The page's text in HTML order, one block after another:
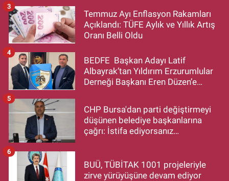
Temmuz Ayı Enflasyon Rakamları
Açıklandı: TÜFE Aylık ve Yıllık Artış
Oranı Belli Oldu
3
BEDFE Başkan Adayı Latif
Albayrak’tan Yıldırım Erzurumlular
Derneği Başkanı Eren Düzen’e
4
CHP Bursa'dan parti değiştirmeyi
düşünen belediye başkanlarına
çağrı: İstifa ediyorsanız
5
BUÜ, TÜBİTAK 1001 projeleriyle
zirve yürüyüşüne devam ediyor
6